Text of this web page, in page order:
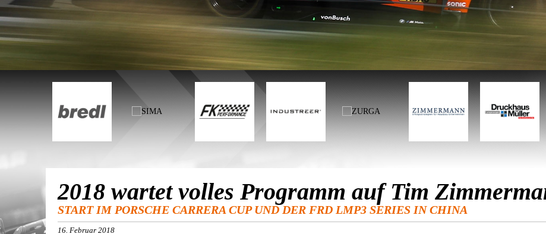
2018 wartet volles Programm auf Tim
START IM PORSCHE CARRERA CUP UND DER FRD LMP3 SERIES IN CHINA
16. Februar 2018